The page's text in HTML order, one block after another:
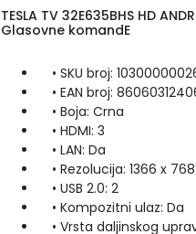
TESLA TV 32E635BHS HD
Glasovne komandE
• SKU broj:
• EAN broj:
• Boja: Crna
• HDMI: 3
• LAN: Da
• Rezolucija: 1366 x 768
• USB 2.0: 2
• Kompozitni ulaz: Da
• Vrsta daljinskog